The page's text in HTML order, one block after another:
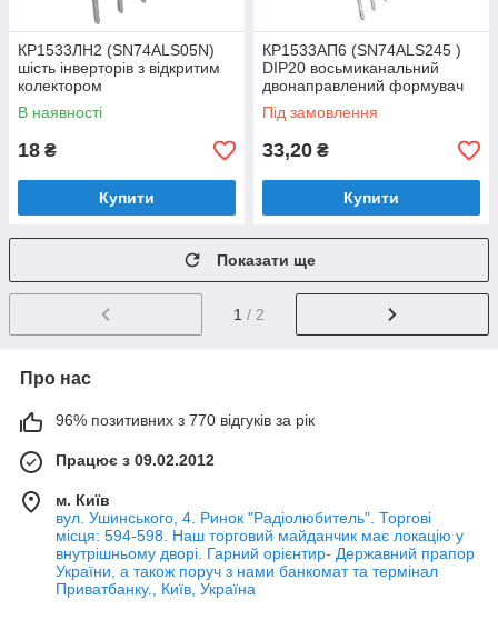
КР1533ЛН2 (SN74ALS05N)
шість інверторів з відкритим
колектором
В наявності
18 ₴
Купити
КР1533АП6 (SN74ALS245 )
DIP20 восьмиканальний
двонаправлений формувач
(приймач) з трьома станами
на виході
Під замовлення
33,20 ₴
Купити
Показати ще
1 / 2
Про нас
96% позитивних з 770 відгуків за рік
Працює з 09.02.2012
м. Київ
вул. Ушинського, 4. Ринок "Радіолюбитель". Торгові
місця: 594-598. Наш торговий майданчик має локацію у
внутрішньому дворі. Гарний орієнтир- Державний прапор
України, а також поруч з нами банкомат та термінал
Приватбанку., Київ, Україна